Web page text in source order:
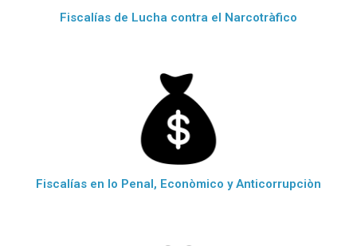
Fiscalías de Lucha contra el Narcotràfico
Fiscalías en lo Penal, Econòmico y Anticorrupciòn